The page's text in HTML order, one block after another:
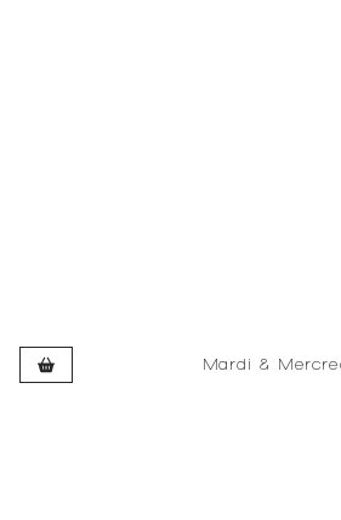
Mardi &
Développé et hébergé par JEDEV
Développé et hébergé par JEDEV